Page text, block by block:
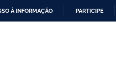
À INFORMAÇÃO PARTICIPE